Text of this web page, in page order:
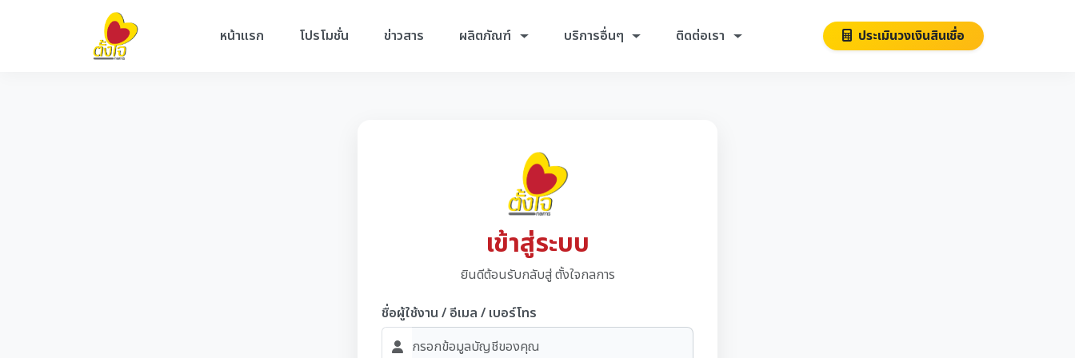
หน้าแรก โปรโมชั่น ข่าวสาร ผลิตภัณฑ์ บริการอื่นๆ ติดต่อเรา ประเมินวงเงินสินเชื่อ
เข้าสู่ระบบ
ยินดีต้อนรับกลับสู่ ตั้งใจกลการ
ชื่อผู้ใช้งาน / อีเมล / เบอร์โทร